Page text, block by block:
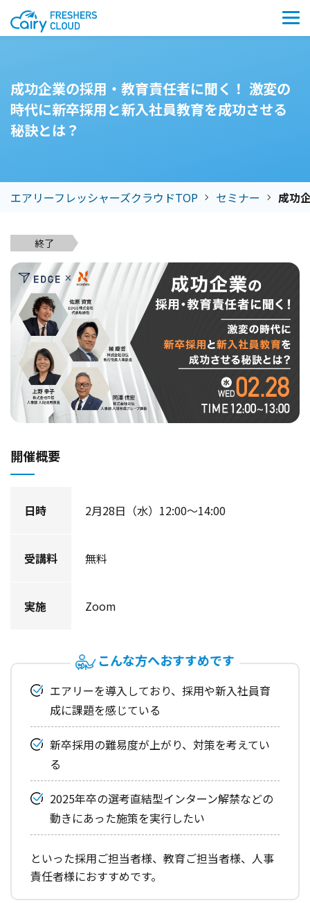
成功企業の採用・教育責任者に聞く！ 激変の
時代に新卒採用と新入社員教育を成功させる
秘訣とは？
エアリーフレッシャーズクラウドTOP セミナー 成功
開催概要
日時 2月28日（水）12:00～14:00
受講料 無料
実施 Zoom
こんな方へおすすめです
エアリーを導入しており、採用や新入社員育
成に課題を感じている
新卒採用の難易度が上がり、対策を考えてい
る
2025年卒の選考直結型インターン解禁などの
動きにあった施策を実行したい
といった採用ご担当者様、教育ご担当者様、人事
責任者様におすすめです。